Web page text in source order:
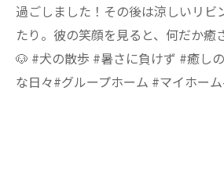
過ごしました！その後は涼しいリビ
たり。彼の笑顔を見ると、何だか癒
🐶 #犬の散歩 #暑さに負けず #癒し
な日々#グループホーム #マイホーム